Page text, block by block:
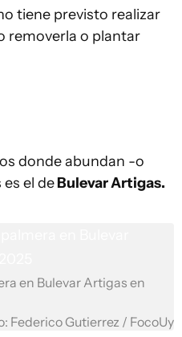
tiene previsto realizar
removerla o plantar
donde abundan -o
el deBulevar Artigas.
en Bulevar Artigas en
Federico Gutierrez / FocoUy